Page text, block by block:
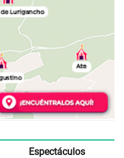
Espectáculos